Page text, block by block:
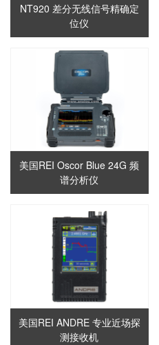
NT920 差分无线信号精确定
位仪
美国REI Oscor Blue 24G 频
谱分析仪
美国REI ANDRE 专业近场探
测接收机